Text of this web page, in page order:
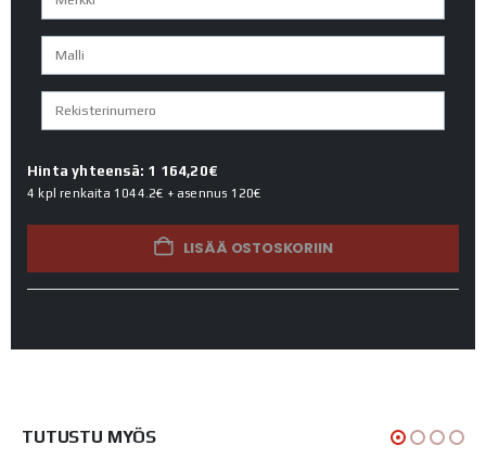
Hinta yhteensä: 1 164,20€
4 kpl renkaita 1044.2€ + asennus 120€
LISÄÄ OSTOSKORIIN
TUTUSTU MYÖS